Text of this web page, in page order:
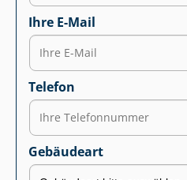
Ihre E-Mail
Telefon
Gebäudeart